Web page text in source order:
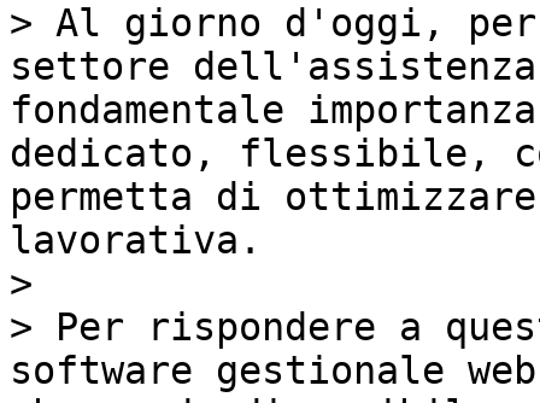
> Al giorno d'oggi,
settore
fondamentale
dedicato, flessibile,
permetta di
lavorativa.
>
> Per rispondere a
software gestionale web